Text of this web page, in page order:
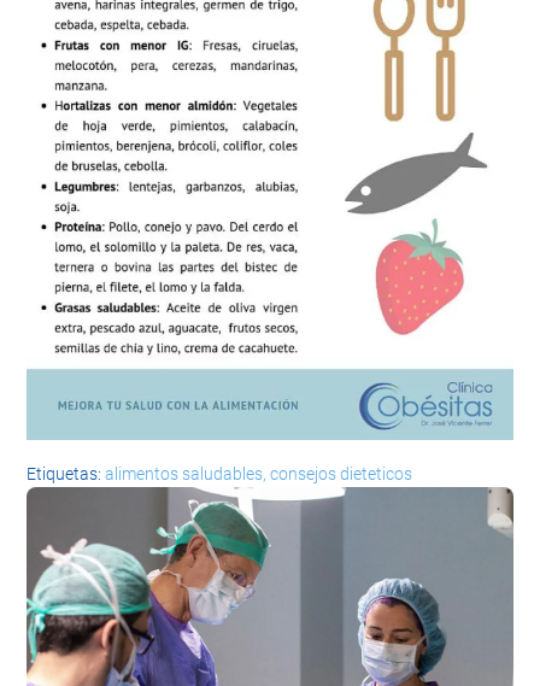
Etiquetas: alimentos saludables consejos dieteticos